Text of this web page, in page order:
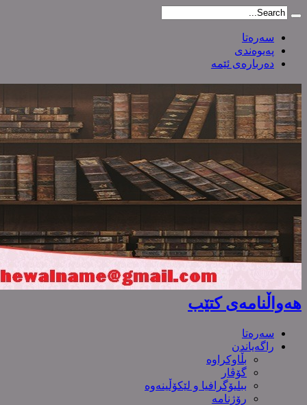
سەرەتا
پەیوەندی
دەربارەی ئێمە
هەواڵنامەی کتێب
سەرەتا
راگەیاندن
بڵاوکراوە
گۆڤار
ببلیۆگرافیا و لێکۆڵینەوە
رۆژنامە